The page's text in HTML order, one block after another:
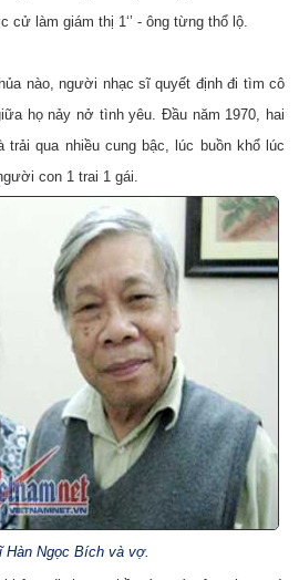
làm giám thị 1‘’ - ông từng thổ lộ.
nào, người nhạc sĩ quyết định đi tìm cô
họ nảy nở tình yêu. Đầu năm 1970, hai
qua nhiều cung bậc, lúc buồn khổ lúc
con 1 trai 1 gái.
Hàn Ngọc Bích và vợ.